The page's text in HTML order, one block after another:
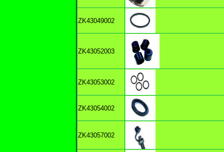
ZK43049002
ZK43052003
ZK43053002
ZK43054002
ZK43057002